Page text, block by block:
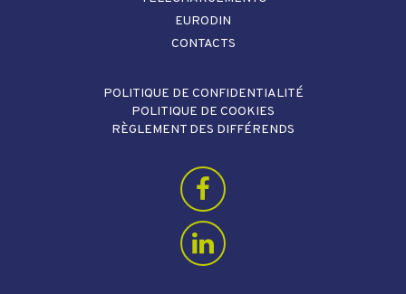
EURODIN
CONTACTS
POLITIQUE DE CONFIDENTIALITÉ
POLITIQUE DE COOKIES
RÈGLEMENT DES DIFFÉRENDS